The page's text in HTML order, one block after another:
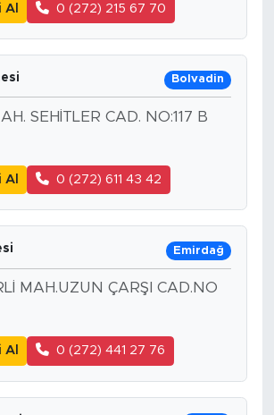
Al 0 (272) 215 67 70
Bolvadin
SEHİTLER CAD. NO:117 B
Al 0 (272) 611 43 42
Emirdağ
MAH.UZUN ÇARŞI CAD.NO
Al 0 (272) 441 27 76